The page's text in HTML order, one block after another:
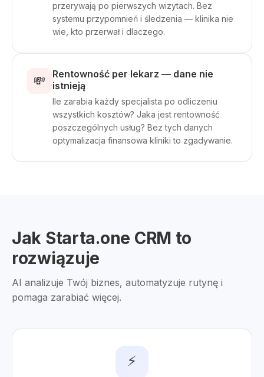
przerywają po pierwszych wizytach. Bez
systemu przypomnień i śledzenia — klinika nie
wie, kto przerwał i dlaczego.
💸
Rentowność per lekarz — dane nie
istnieją
Ile zarabia każdy specjalista po odliczeniu
wszystkich kosztów? Jaka jest rentowność
poszczególnych usług? Bez tych danych
optymalizacja finansowa kliniki to zgadywanie.
Jak Starta.one CRM to
rozwiązuje
AI analizuje Twój biznes, automatyzuje rutynę i
pomaga zarabiać więcej.
⚡